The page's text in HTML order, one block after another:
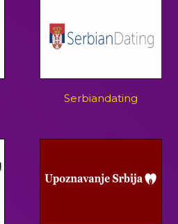
Serbiandating